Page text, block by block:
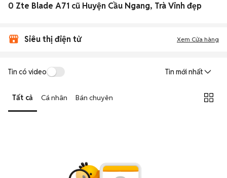
0 Zte Blade A71 cũ Huyện Cầu Ngang, Trà Vinh đẹp
Siêu thị điện tử Xem Cửa hàng
Tin có video Tin mới nhất
Tất cả Cá nhân Bán chuyên